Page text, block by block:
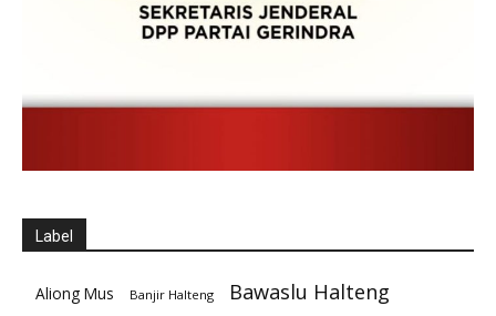
Label
Aliong Mus Banjir Halteng Bawaslu Halteng